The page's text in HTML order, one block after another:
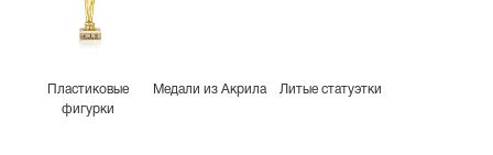
Пластиковые
фигурки
Медали из Акрила Литые статуэтки